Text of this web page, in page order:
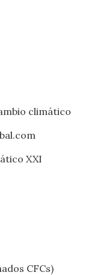
climático
XXI
CFCs)